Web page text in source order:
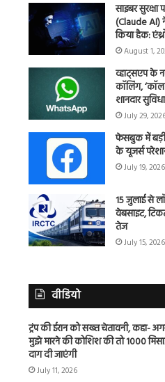
साइबर
(Claude AI)
किया हैक:
August 1,
व्हाट्सएप के
कॉलिंग, ‘कॉल
शानदार
July 29,
फेसबुक में बड़ी
के यूजर्स
July 19, 2026
15 जुलाई से
वेबसाइट,
तेज
July 15, 2026
वीडियो
ट्रंप की ईरान को सख्त चेतावनी, कहा-
मुझे मारने की कोशिश की तो 1000
दाग दी जाएंगी
July 11, 2026